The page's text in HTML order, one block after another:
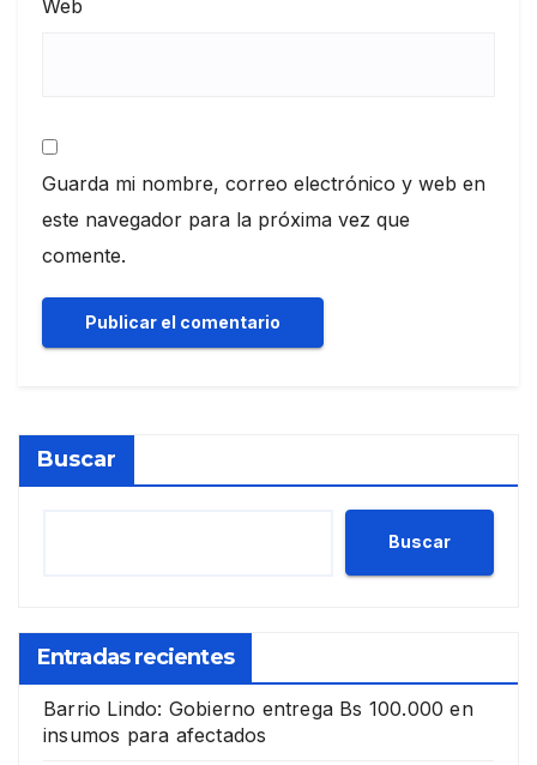
Web
Guarda mi nombre, correo electrónico y web en
este navegador para la próxima vez que
comente.
Buscar
Buscar
Entradas recientes
Barrio Lindo: Gobierno entrega Bs 100.000 en
insumos para afectados